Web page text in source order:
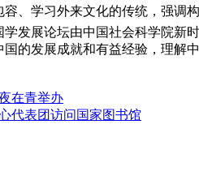
学习外来文化的传统，强调构
展论坛由中国社会科学院新
的发展成就和有益经验，理解
在青举办
代表团访问国家图书馆